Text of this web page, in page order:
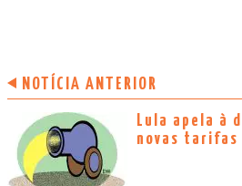
NOTÍCIA ANTERIOR
Lula apela à
novas tarifas